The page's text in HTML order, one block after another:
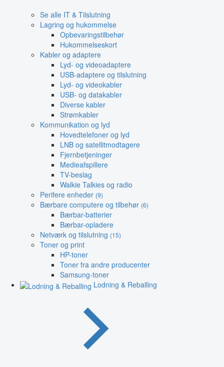
Se alle IT & Tilslutning
Lagring og hukommelse
Opbevaringstilbehør
Hukommelseskort
Kabler og adaptere
Lyd- og videoadaptere
USB-adaptere og tilslutning
Lyd- og videokabler
USB- og datakabler
Diverse kabler
Strømkabler
Kommunikation og lyd
Hovedtelefoner og lyd
LNB og satellitmodtagere
Fjernbetjeninger
Medieafspillere
TV-beslag
Walkie Talkies og radio
Perifere enheder (9)
Bærbare computere og tilbehør (6)
Bærbar-batterier
Bærbar-opladere
Netværk og tilslutning (15)
Toner og print
HP-toner
Toner fra andre producenter
Samsung-toner
Lodning & Reballing